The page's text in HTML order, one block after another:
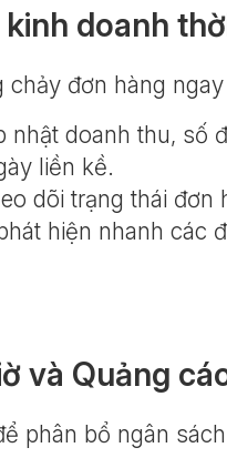
kinh doanh
chảy đơn hàng
nhật doanh thu, số
liền kề.
dõi trạng thái
hiện nhanh các
và Quảng
phân bổ ngân